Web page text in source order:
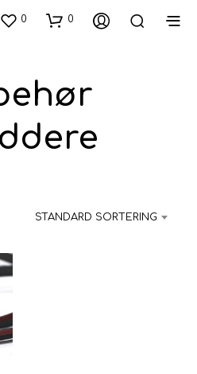
0 0
STANDARD SORTERING